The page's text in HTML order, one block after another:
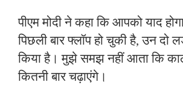
पीएम मोदी ने कहा कि आपको याद
पिछली बार फ्लॉप हो चुकी है, उन दो
किया है। मुझे समझ नहीं आता कि काठ
कितनी बार चढ़ाएंगे।